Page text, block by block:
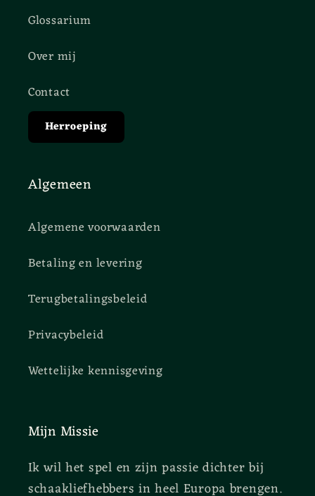
Glossarium
Over mij
Contact
Herroeping
Algemeen
Algemene voorwaarden
Betaling en levering
Terugbetalingsbeleid
Privacybeleid
Wettelijke kennisgeving
Mijn Missie
Ik wil het spel en zijn passie dichter bij
schaakliefhebbers in heel Europa brengen.